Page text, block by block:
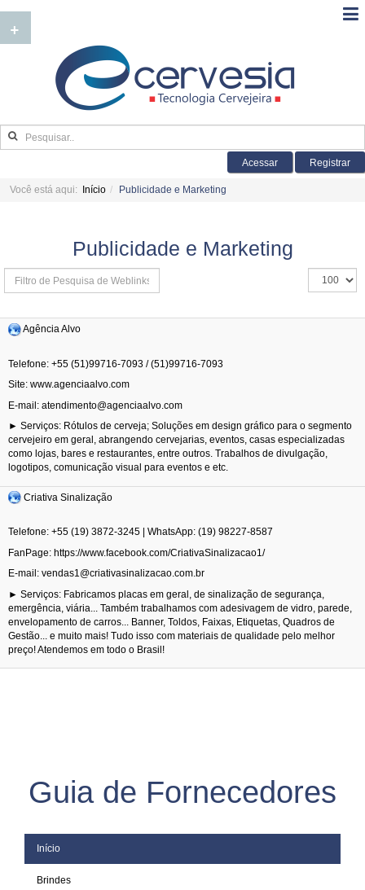
Acessar Registrar
Você está aqui: Início Publicidade e Marketing
Publicidade e Marketing
Isso
os
grupos
usuários
que
filtros.
Outros
grupos
não
serão
Exibir
Agência Alvo
Telefone: +55 (51)99716-7093 / (51)99716-7093
Site: www.agenciaalvo.com
E-mail: atendimento@agenciaalvo.com
► Serviços: Rótulos de cerveja; Soluções em design gráfico para o segmento
cervejeiro em geral, abrangendo cervejarias, eventos, casas especializadas
como lojas, bares e restaurantes, entre outros. Trabalhos de divulgação,
logotipos, comunicação visual para eventos e etc.
Criativa Sinalização
Telefone: +55 (19) 3872-3245 | WhatsApp: (19) 98227-8587
FanPage: https://www.facebook.com/CriativaSinalizacao1/
E-mail: vendas1@criativasinalizacao.com.br
► Serviços: Fabricamos placas em geral, de sinalização de segurança,
emergência, viária... Também trabalhamos com adesivagem de vidro, parede,
envelopamento de carros... Banner, Toldos, Faixas, Etiquetas, Quadros de
Gestão... e muito mais! Tudo isso com materiais de qualidade pelo melhor
preço! Atendemos em todo o Brasil!
Guia de Fornecedores
Início
Brindes
+